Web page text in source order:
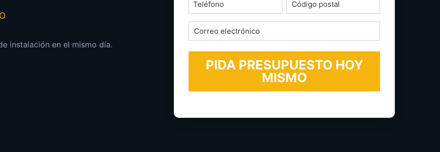
instalación en el mismo día.
*
postal
Correo
electrónico
*